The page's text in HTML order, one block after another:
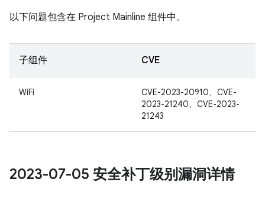
以下问题包含在 Project Mainline 组件中。
子组件 CVE
WiFi
CVE-2023-20910、CVE-
2023-21240、CVE-2023-
21243
2023-07-05 安全补丁级别漏洞详情